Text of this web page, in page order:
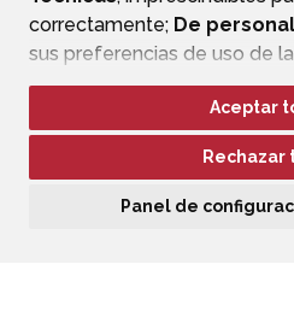
correctamente; De
sus preferencias de uso de
mejorar el funcionamiento
Si acepta pulsando el botón
consideramos que acepta su
ninguna acción, se
Aceptar
Rechazar
Panel de